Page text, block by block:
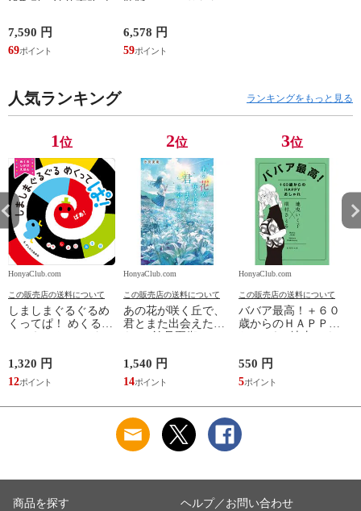
開発、設計・監理、
建設請負 第２版 /富
田裕 小里佳嵩
7,590 円
69
ワシマミワコ
6,578 円
59
人気ランキング ランキングをもっと見る
1位
HonyaClub.com
この販売店の送料について
しましまぐるぐるめ
くってぱ！ めくるし
1,320 円
12
2位
HonyaClub.com
この販売店の送料について
あの花が咲く丘で、
君とまた出会えた
1,540 円
14
3位
HonyaClub.com
この販売店の送料について
ババア最高！＋６０
歳からのＨＡＰＰＹ
550 円
5
商品を探す ヘルプ／お問い合わせ